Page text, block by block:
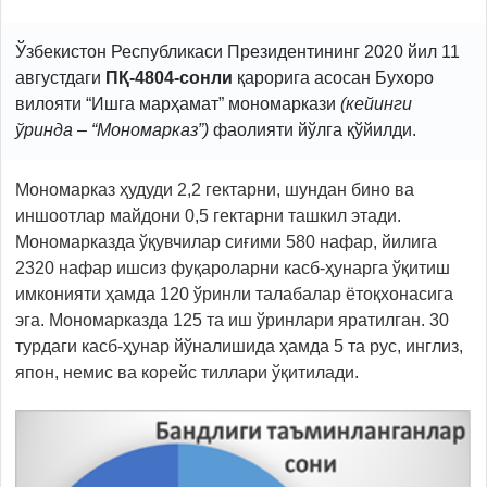
Ўзбекистон Республикаси Президентининг 2020 йил 11
августдаги ПҚ-4804-сонли қарорига асосан Бухоро
вилояти “Ишга марҳамат” мономаркази (кейинги
ўринда – “Мономарказ”) фаолияти йўлга қўйилди.
Мономарказ ҳудуди 2,2 гектарни, шундан бино ва
иншоотлар майдони 0,5 гектарни ташкил этади.
Мономарказда ўқувчилар сиғими 580 нафар, йилига
2320 нафар ишсиз фуқароларни касб-ҳунарга ўқитиш
имконияти ҳамда 120 ўринли талабалар ётоқхонасига
эга. Мономарказда 125 та иш ўринлари яратилган. 30
турдаги касб-ҳунар йўналишида ҳамда 5 та рус, инглиз,
япон, немис ва корейс тиллари ўқитилади.